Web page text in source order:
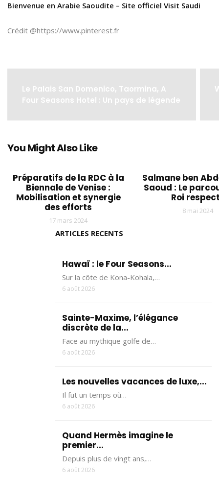
Bienvenue en Arabie Saoudite – Site officiel Visit Saudi
Crédit @https://www.pinterest.fr
Le Palais San Domenico, Taormina, A
Four Seasons Hotel : Un pays de légende
You Might Also Like
Préparatifs de la RDC à la
Biennale de Venise :
Mobilisation et synergie
des efforts
17 mars 2024
Salmane ben
Saoud : Le
Roi
8 mai 2024
ARTICLES RECENTS
Hawaï : le Four Seasons...
Sur la côte de Kona-Kohala,…
6 août 2026
Sainte-Maxime, l’élégance
discrète de la...
Face au mythique golfe de…
6 août 2026
Les nouvelles vacances de luxe,...
Il fut un temps où…
6 août 2026
Quand Hermès imagine le
premier...
Depuis plus de vingt ans,…
6 août 2026